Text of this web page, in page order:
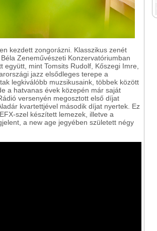
kezdett zongorázni. Klasszikus zenét
Zeneművészeti Konzervatóriumban
mint Tomsits Rudolf, Kőszegi Imre,
jazz elsődleges terepe a
legkiválóbb muzsikusaink, többek között
a hatvanas évek közepén már saját
versenyén megosztott első díjat
kvartettjével második díjat nyertek. Ez
szel készített lemezek, illetve a
a new age jegyében született négy